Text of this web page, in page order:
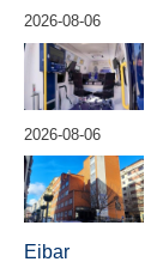
2026-08-06
2026-08-06
Eibar